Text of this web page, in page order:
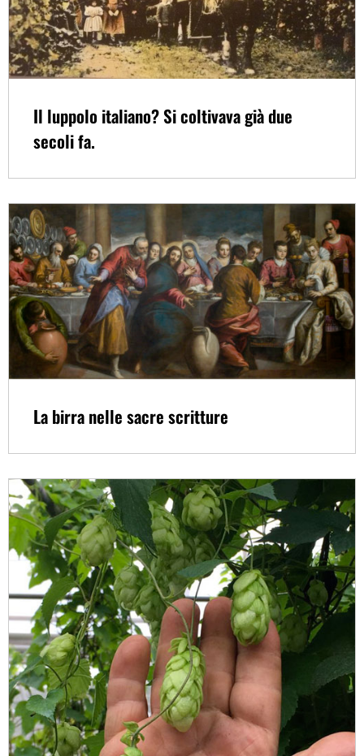
Il luppolo italiano? Si coltivava già due
secoli fa.
La birra nelle sacre scritture